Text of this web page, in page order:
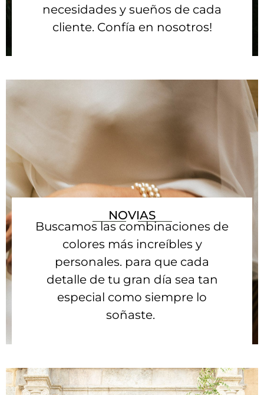
necesidades y sueños de cada
cliente. Confía en nosotros!
NOVIAS
Buscamos las combinaciones de
colores más increíbles y
personales. para que cada
detalle de tu gran día sea tan
especial como siempre lo
soñaste.